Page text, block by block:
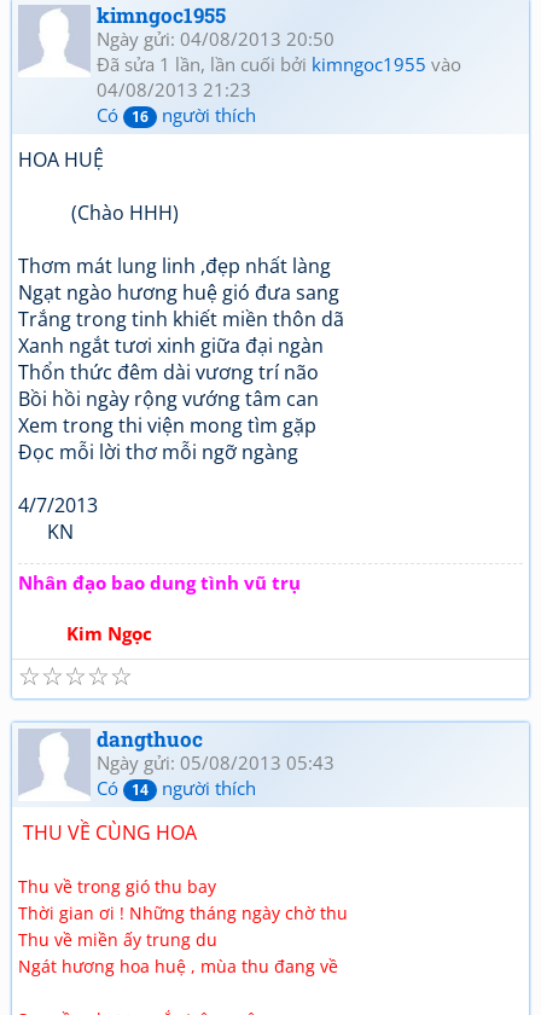
kimngoc1955
Ngày gửi: 04/08/2013 20:50
Đã sửa 1 lần, lần cuối bởi kimngoc1955 vào
04/08/2013 21:23
Có
16 người thích
HOA HUỆ
(Chào HHH)
Thơm mát lung linh ,đẹp nhất làng
Ngạt ngào hương huệ gió đưa sang
Trắng trong tinh khiết miền thôn dã
Xanh ngắt tươi xinh giữa đại ngàn
Thổn thức đêm dài vương trí não
Bồi hồi ngày rộng vướng tâm can
Xem trong thi viện mong tìm gặp
Đọc mỗi lời thơ mỗi ngỡ ngàng
4/7/2013
KN
Nhân đạo bao dung tình vũ trụ
Kim Ngọc
☆
☆
☆
☆
☆
dangthuoc
Ngày gửi: 05/08/2013 05:43
Có
14 người thích
THU VỀ CÙNG HOA
Thu về trong gió thu bay
Thời gian ơi ! Những tháng ngày chờ thu
Thu về miền ấy trung du
Ngát hương hoa huệ , mùa thu đang về